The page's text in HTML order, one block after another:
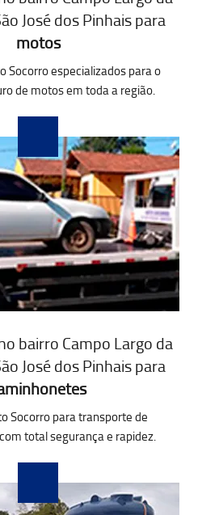
José dos Pinhais para
motos
Socorro especializados para o
de motos em toda a região.
bairro Campo Largo da
José dos Pinhais para
Socorro para transporte de
total segurança e rapidez.